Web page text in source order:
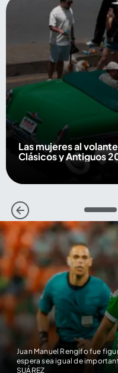
Las mujeres al
Clásicos y Antiguos
1
Juan Manuel Rengifo fue
espera sea igual de
SUÁREZ